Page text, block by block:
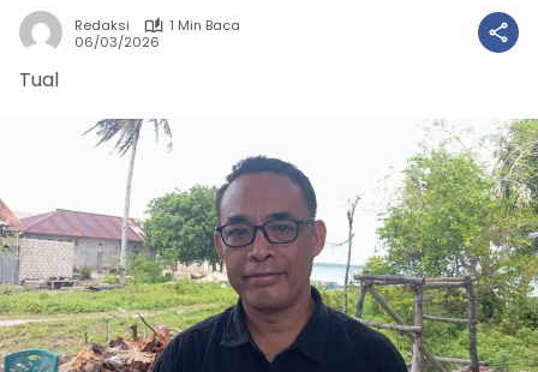
Redaksi
1 Min Baca
06/03/2026
Tual